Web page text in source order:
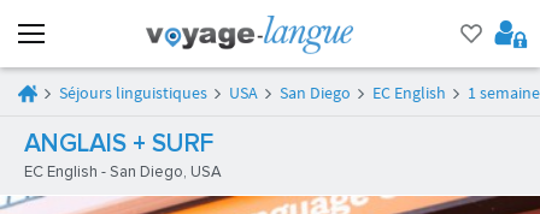
Séjours linguistiques USA San Diego EC English 1
ANGLAIS + SURF
EC English - San Diego, USA